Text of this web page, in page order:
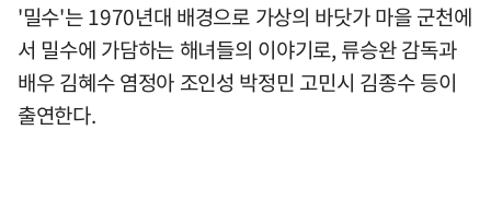
'밀수'는 1970년대 배경으로 가상의 바닷가 마을 군천에
서 밀수에 가담하는 해녀들의 이야기로, 류승완 감독과
배우 김혜수 염정아 조인성 박정민 고민시 김종수 등이
출연한다.